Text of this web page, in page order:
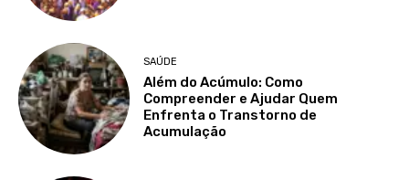
SAÚDE
Além do Acúmulo: Como
Compreender e Ajudar Quem
Enfrenta o Transtorno de
Acumulação